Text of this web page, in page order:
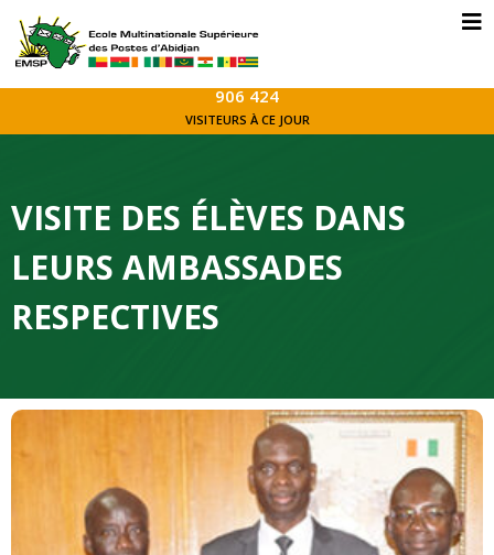
906 424
VISITEURS À CE JOUR
VISITE DES ÉLÈVES DANS
LEURS AMBASSADES
RESPECTIVES